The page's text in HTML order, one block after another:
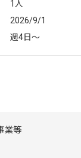
1人
2026/9/1
週4日〜
業等